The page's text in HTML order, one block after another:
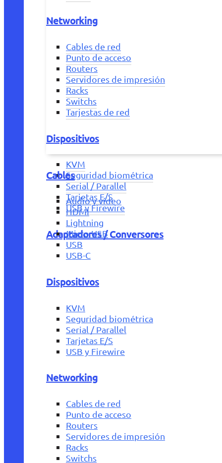
Networking
Cables de red
Punto de acceso
Routers
Servidores de impresión
Racks
Switchs
Tarjestas de red
Dispositivos
KVM
Seguridad biométrica
Serial / Parallel
Tarjetas E/S
USB y Firewire
Adaptadores / Conversores
Cables
Audio y vídeo
HDMI
Lightning
Micro USB
USB
USB-C
Dispositivos
KVM
Seguridad biométrica
Serial / Parallel
Tarjetas E/S
USB y Firewire
Networking
Cables de red
Punto de acceso
Routers
Servidores de impresión
Racks
Switchs